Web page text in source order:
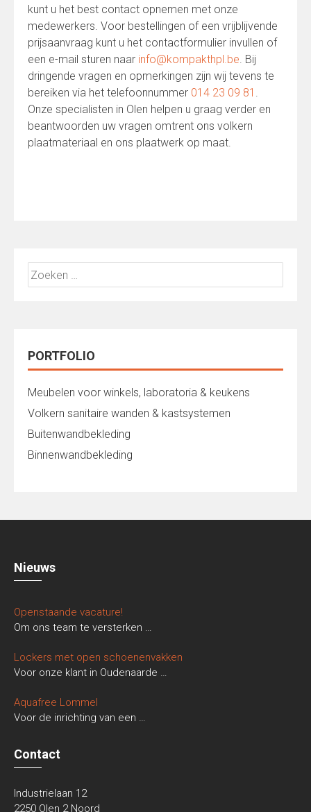
kunt u het best contact opnemen met onze
medewerkers. Voor bestellingen of een vrijblijvende
prijsaanvraag kunt u het contactformulier invullen of
een e-mail sturen naar info@kompakthpl.be. Bij
dringende vragen en opmerkingen zijn wij tevens te
bereiken via het telefoonnummer 014 23 09 81 .
Onze specialisten in Olen helpen u graag verder en
beantwoorden uw vragen omtrent ons volkern
plaatmateriaal en ons plaatwerk op maat.
Zoeken
naar:
PORTFOLIO
Meubelen voor winkels, laboratoria & keukens
Volkern sanitaire wanden & kastsystemen
Buitenwandbekleding
Binnenwandbekleding
Nieuws
Openstaande vacature!
Om ons team te versterken …
Lockers met open schoenenvakken
Voor onze klant in Oudenaarde …
Aquafree Lommel
Voor de inrichting van een …
Contact
Industrielaan 12
2250 Olen 2 Noord